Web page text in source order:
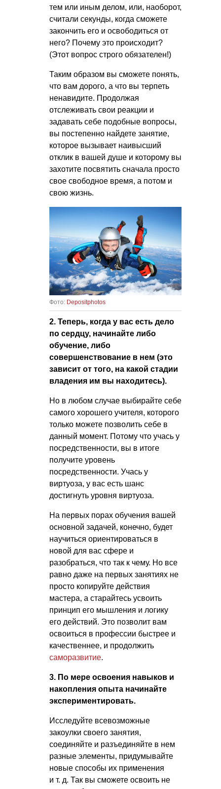
тем или иным делом, или, наоборот,
считали секунды, когда сможете
закончить его и освободиться от
него? Почему это происходит?
(Этот вопрос строго обязателен!)
Таким образом вы сможете понять,
что вам дорого, а что вы терпеть
ненавидите. Продолжая
отслеживать свои реакции и
задавать себе подобные вопросы,
вы постепенно найдете занятие,
которое вызывает наивысший
отклик в вашей душе и которому вы
захотите посвятить сначала просто
свое свободное время, а потом и
свою жизнь.
Фото: Depositphotos
2. Теперь, когда у вас есть дело
по сердцу, начинайте либо
обучение, либо
совершенствование в нем (это
зависит от того, на какой стадии
владения им вы находитесь).
Но в любом случае выбирайте себе
самого хорошего учителя, которого
только можете позволить себе в
данный момент. Потому что учась у
посредственности, вы в итоге
получите уровень
посредственности. Учась у
виртуоза, у вас есть шанс
достигнуть уровня виртуоза.
На первых порах обучения вашей
основной задачей, конечно, будет
научиться ориентироваться в
новой для вас сфере и
разобраться, что так к чему. Но все
равно даже на первых занятиях не
просто копируйте действия
мастера, а старайтесь усвоить
принцип его мышления и логику
его действий. Это позволит вам
освоиться в профессии быстрее и
качественнее, и продолжить
саморазвитие.
3. По мере освоения навыков и
накопления опыта начинайте
экспериментировать.
Исследуйте всевозможные
закоулки своего занятия,
соединяйте и разъединяйте в нем
разные элементы, придумывайте
новые способы их применения
и т. д. Так вы сможете освоить не